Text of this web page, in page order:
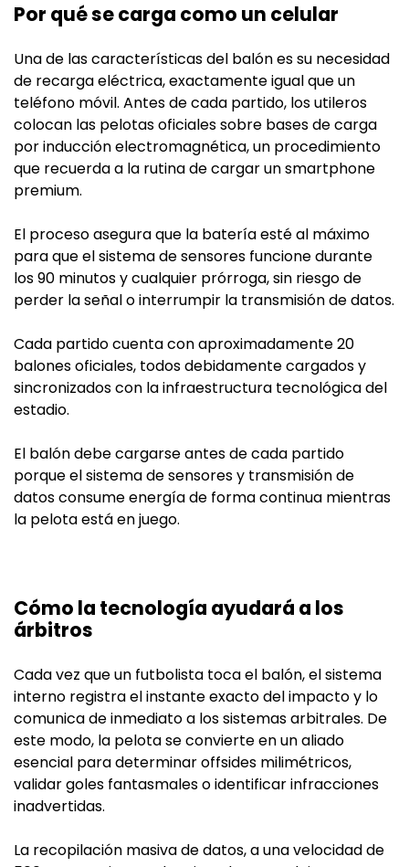
Por qué se carga como un celular
Una de las características del balón es su necesidad
de recarga eléctrica, exactamente igual que un
teléfono móvil. Antes de cada partido, los utileros
colocan las pelotas oficiales sobre bases de carga
por inducción electromagnética, un procedimiento
que recuerda a la rutina de cargar un smartphone
premium.
El proceso asegura que la batería esté al máximo
para que el sistema de sensores funcione durante
los 90 minutos y cualquier prórroga, sin riesgo de
perder la señal o interrumpir la transmisión de datos.
Cada partido cuenta con aproximadamente 20
balones oficiales, todos debidamente cargados y
sincronizados con la infraestructura tecnológica del
estadio.
El balón debe cargarse antes de cada partido
porque el sistema de sensores y transmisión de
datos consume energía de forma continua mientras
la pelota está en juego.
Cómo la tecnología ayudará a los
árbitros
Cada vez que un futbolista toca el balón, el sistema
interno registra el instante exacto del impacto y lo
comunica de inmediato a los sistemas arbitrales. De
este modo, la pelota se convierte en un aliado
esencial para determinar offsides milimétricos,
validar goles fantasmales o identificar infracciones
inadvertidas.
La recopilación masiva de datos, a una velocidad de